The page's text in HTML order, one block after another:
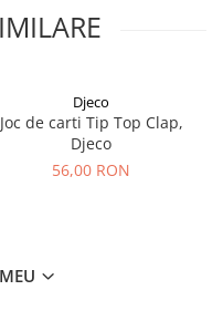
Djeco
Joc de carti Tip Top Clap,
Djeco
56,00 RON